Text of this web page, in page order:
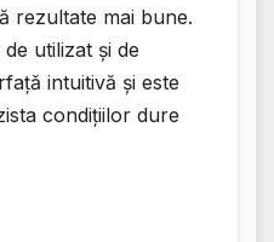
rezultate mai bune.
utilizat și de
intuitivă și este
condițiilor dure